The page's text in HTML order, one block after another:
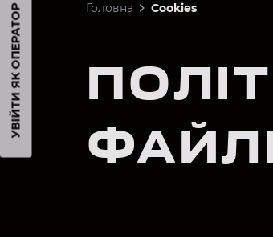
Головна Cookies
УВІЙТИ ЯК ОПЕРАТОР